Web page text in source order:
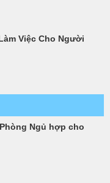
Việc Cho Người
Ngủ hợp cho